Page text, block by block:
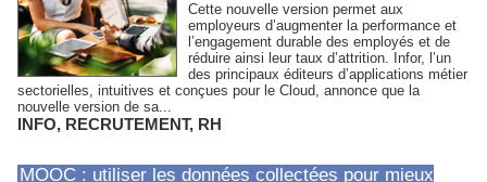
Cette nouvelle version permet aux
employeurs d’augmenter la performance et
l’engagement durable des employés et de
réduire ainsi leur taux d’attrition. Infor, l’un
des principaux éditeurs d’applications métier
sectorielles, intuitives et conçues pour le Cloud, annonce que la
nouvelle version de sa...
INFO, RECRUTEMENT, RH
MOOC : utiliser les données collectées pour mieux